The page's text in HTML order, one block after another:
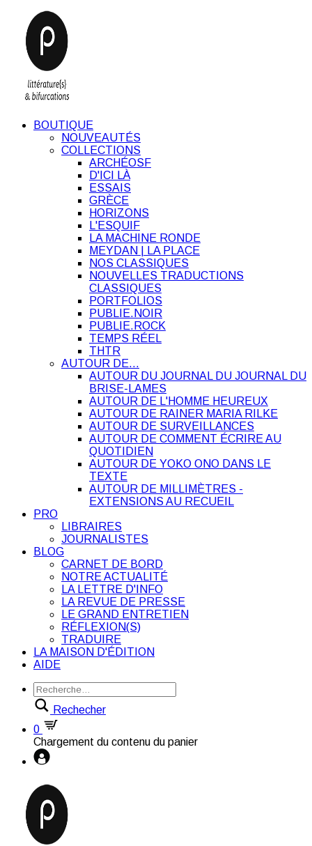
BOUTIQUE
NOUVEAUTÉS
COLLECTIONS
ARCHÉOSF
D'ICI LÀ
ESSAIS
GRÈCE
HORIZONS
L'ESQUIF
LA MACHINE RONDE
MEYDAN | LA PLACE
NOS CLASSIQUES
NOUVELLES TRADUCTIONS
CLASSIQUES
PORTFOLIOS
PUBLIE.NOIR
PUBLIE.ROCK
TEMPS RÉEL
THTR
AUTOUR DE…
AUTOUR DU JOURNAL DU JOURNAL DU
BRISE-LAMES
AUTOUR DE L'HOMME HEUREUX
AUTOUR DE RAINER MARIA RILKE
AUTOUR DE SURVEILLANCES
AUTOUR DE COMMENT ÉCRIRE AU
QUOTIDIEN
AUTOUR DE YOKO ONO DANS LE
TEXTE
AUTOUR DE MILLIMÈTRES -
EXTENSIONS AU RECUEIL
PRO
LIBRAIRES
JOURNALISTES
BLOG
CARNET DE BORD
NOTRE ACTUALITÉ
LA LETTRE D'INFO
LA REVUE DE PRESSE
LE GRAND ENTRETIEN
RÉFLEXION(S)
TRADUIRE
LA MAISON D'ÉDITION
AIDE
Rechecher
0
Chargement du contenu du panier